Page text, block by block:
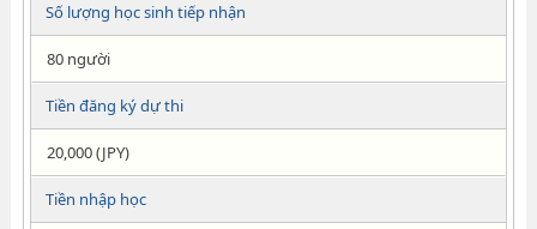
Số lượng học sinh tiếp nhận
80 người
Tiền đăng ký dự thi
20,000 (JPY)
Tiền nhập học